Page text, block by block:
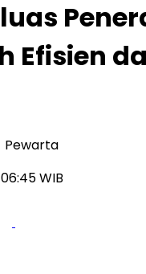
Efisien
Pewarta
WIB